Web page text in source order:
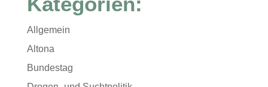
Allgemein
Altona
Bundestag